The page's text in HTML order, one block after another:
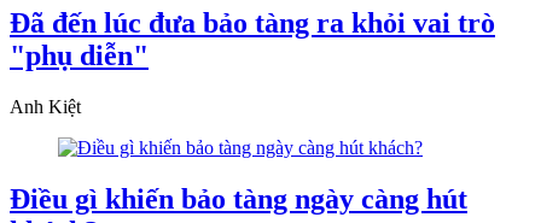
Đã đến lúc đưa bảo tàng ra khỏi vai trò
"phụ diễn"
Anh Kiệt
Điều gì khiến bảo tàng ngày càng hút